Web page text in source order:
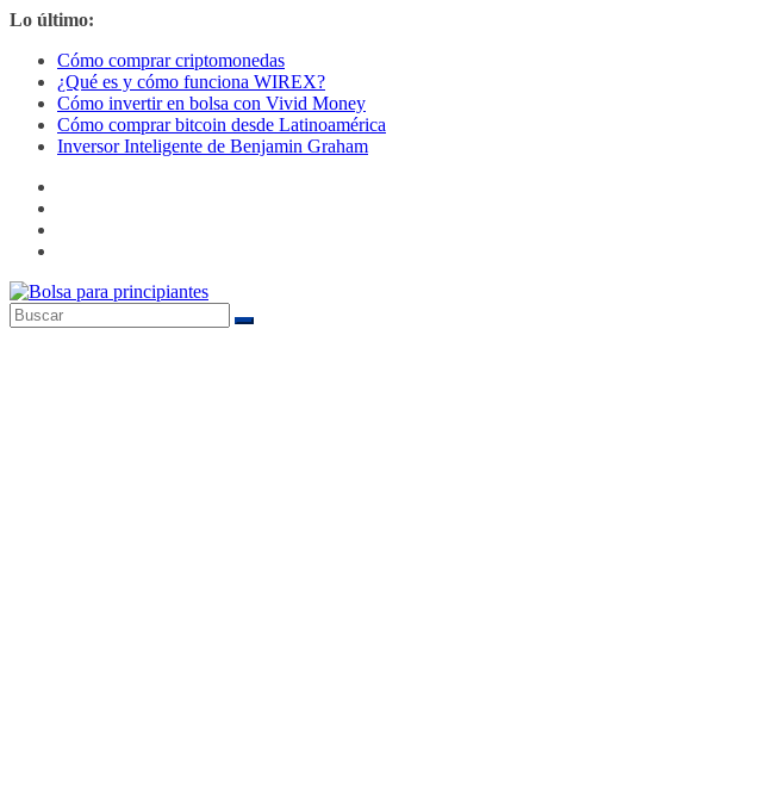
Saltar
contenido
Lo último:
Cómo comprar criptomonedas
¿Qué es y cómo funciona WIREX?
Cómo invertir en bolsa con Vivid Money
Cómo comprar bitcoin desde Latinoamérica
Inversor Inteligente de Benjamin Graham